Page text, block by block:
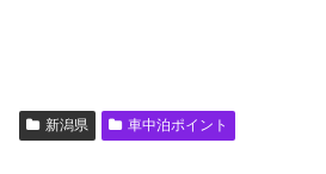
新潟県 車中泊ポイント